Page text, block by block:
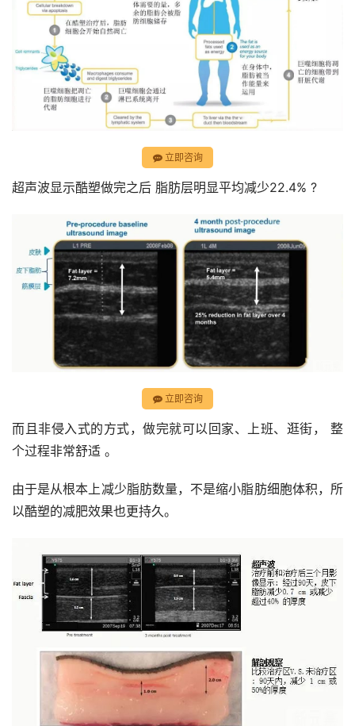
立即咨询
超声波显示酷塑做完之后 脂肪层明显平均减少22.4% ?
立即咨询
而且非侵入式的方式，做完就可以回家、上班、逛街， 整
个过程非常舒适 。
由于是从根本上减少脂肪数量，不是缩小脂肪细胞体积，所
以酷塑的减肥效果也更持久。